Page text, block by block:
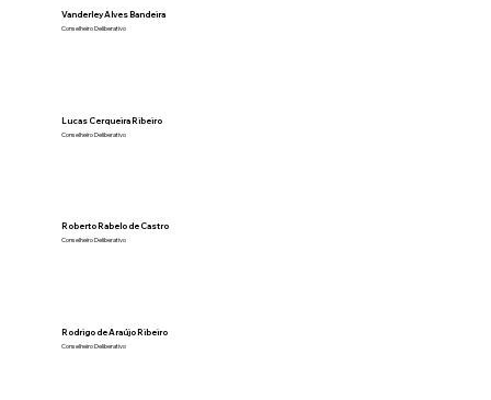
Vanderley Alves Bandeira
Conselheiro Deliberativo
Lucas Cerqueira Ribeiro
Conselheiro Deliberativo
Roberto Rabelo de Castro
Conselheiro Deliberativo
Rodrigo de Araújo Ribeiro
Conselheiro Deliberativo